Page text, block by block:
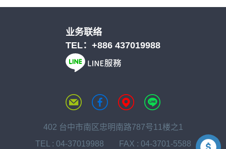
业务联络
TEL： +886 437019988
402 台中市南区忠明南路787号11楼之1
TEL : 04-37019988 FAX : 04-3701-5588